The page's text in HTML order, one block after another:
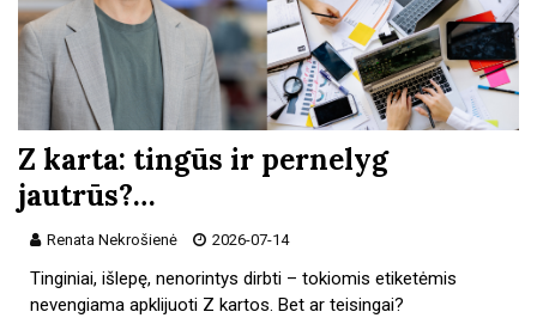
Z karta: tingūs ir pernelyg
jautrūs?…
Renata Nekrošienė 2026-07-14
Tinginiai, išlepę, nenorintys dirbti – tokiomis etiketėmis
nevengiama apklijuoti Z kartos. Bet ar teisingai?